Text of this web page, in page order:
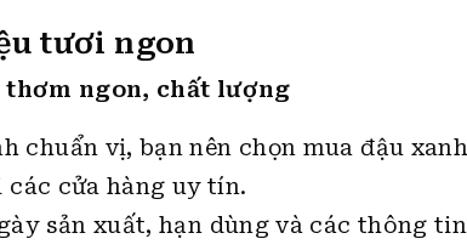
tươi ngon
thơm ngon, chất lượng
chuẩn vị, bạn nên chọn mua đậu
các cửa hàng uy tín.
sản xuất, hạn dùng và các thông